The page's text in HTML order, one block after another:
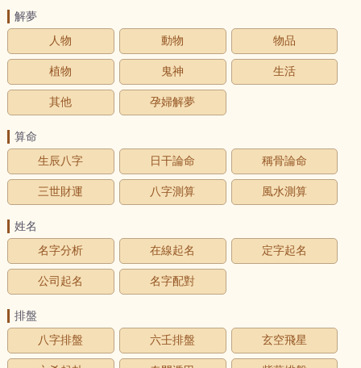
解夢
人物
動物 物品
植物 鬼神 生活
其他 孕婦解夢
算命
生辰八字
日干論命 稱骨論命
三世財運 八字測算 風水測算
姓名
名字分析
在線起名 定字起名
公司起名 名字配對
排盤
八字排盤
六壬排盤 玄空飛星